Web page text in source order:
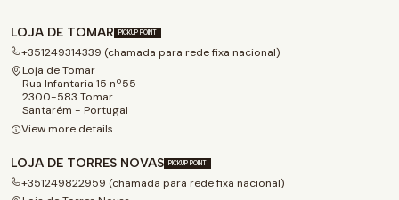
LOJA DE TOMAR PICKUP POINT
+351249314339 (chamada para rede fixa nacional)
Loja de Tomar
Rua Infantaria 15 nº55
2300-583 Tomar
Santarém - Portugal
View more details
LOJA DE TORRES NOVAS PICKUP POINT
+351249822959 (chamada para rede fixa nacional)